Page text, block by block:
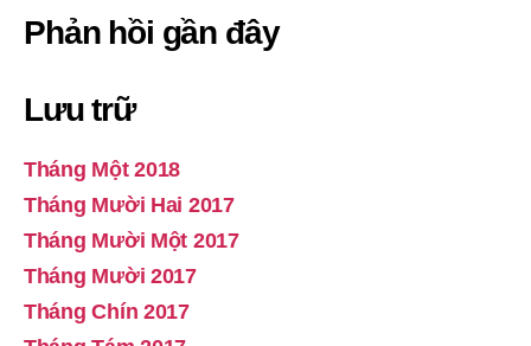
Phản hồi gần đây
Lưu trữ
Tháng Một 2018
Tháng Mười Hai 2017
Tháng Mười Một 2017
Tháng Mười 2017
Tháng Chín 2017